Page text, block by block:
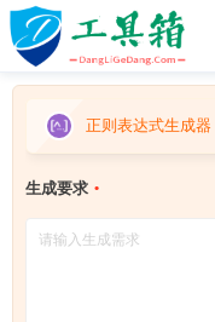
正则表达式生成器
生成要求